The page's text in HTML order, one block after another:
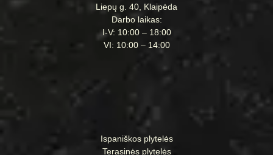
Liepų g. 40, Klaipėda
Darbo laikas:
I-V: 10:00 – 18:00
VI: 10:00 – 14:00
Ispaniškos plytelės
Terasinės plytelės